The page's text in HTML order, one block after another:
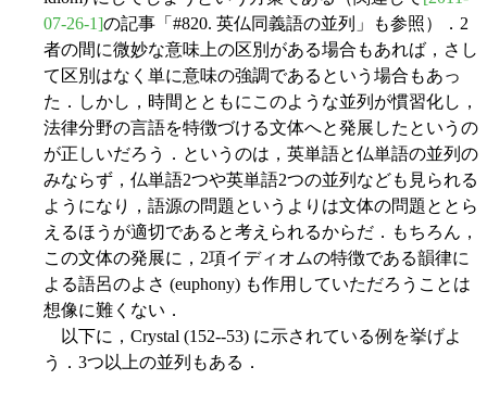
07-26-1]の記事「#820. 英仏同義語の並列」も参照）．2
者の間に微妙な意味上の区別がある場合もあれば，さし
て区別はなく単に意味の強調であるという場合もあっ
た．しかし，時間とともにこのような並列が慣習化し，
法律分野の言語を特徴づける文体へと発展したというの
が正しいだろう．というのは，英単語と仏単語の並列の
みならず，仏単語2つや英単語2つの並列なども見られる
ようになり，語源の問題というよりは文体の問題ととら
えるほうが適切であると考えられるからだ．もちろん，
この文体の発展に，2項イディオムの特徴である韻律に
よる語呂のよさ (euphony) も作用していただろうことは
想像に難くない．
以下に，Crystal (152--53) に示されている例を挙げよ
う．3つ以上の並列もある．